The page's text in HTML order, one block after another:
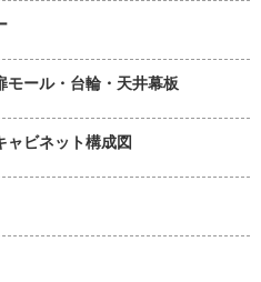
モール・台輪・天井幕板
ャビネット構成図